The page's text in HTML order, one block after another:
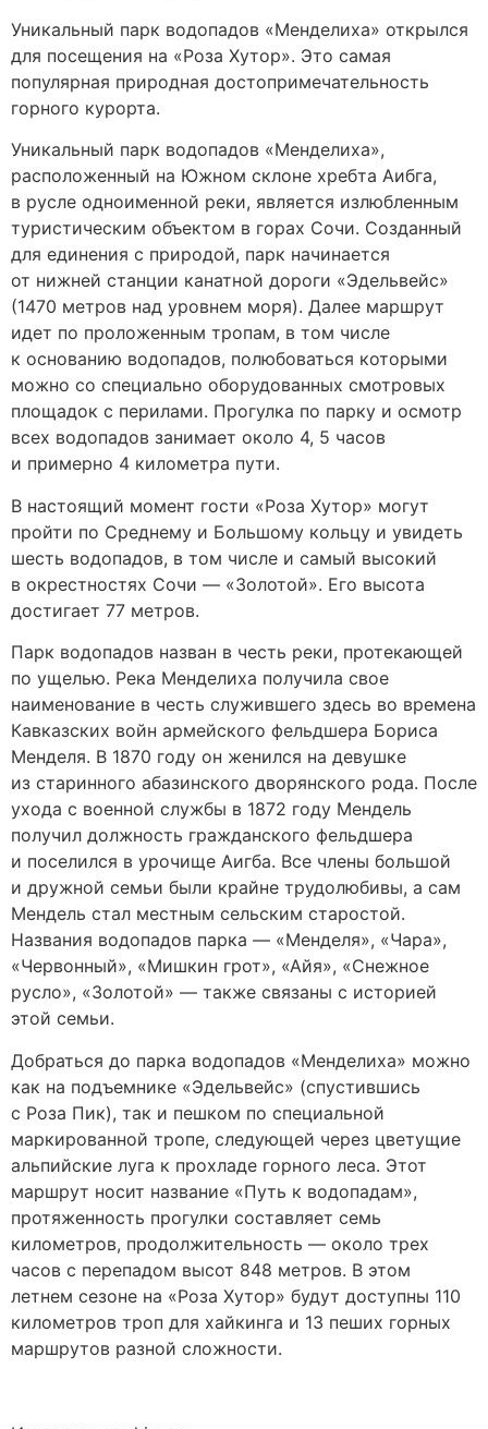
Уникальный парк водопадов «Менделиха» открылся
для посещения на «Роза Хутор». Это самая
популярная природная достопримечательность
горного курорта.
Уникальный парк водопадов «Менделиха»,
расположенный на Южном склоне хребта Аибга,
в русле одноименной реки, является излюбленным
туристическим объектом в горах Сочи. Созданный
для единения с природой, парк начинается
от нижней станции канатной дороги «Эдельвейс»
(1470 метров над уровнем моря). Далее маршрут
идет по проложенным тропам, в том числе
к основанию водопадов, полюбоваться которыми
можно со специально оборудованных смотровых
площадок с перилами. Прогулка по парку и осмотр
всех водопадов занимает около 4, 5 часов
и примерно 4 километра пути.
В настоящий момент гости «Роза Хутор» могут
пройти по Среднему и Большому кольцу и увидеть
шесть водопадов, в том числе и самый высокий
в окрестностях Сочи — «Золотой». Его высота
достигает 77 метров.
Парк водопадов назван в честь реки, протекающей
по ущелью. Река Менделиха получила свое
наименование в честь служившего здесь во времена
Кавказских войн армейского фельдшера Бориса
Менделя. В 1870 году он женился на девушке
из старинного абазинского дворянского рода. После
ухода с военной службы в 1872 году Мендель
получил должность гражданского фельдшера
и поселился в урочище Аигба. Все члены большой
и дружной семьи были крайне трудолюбивы, а сам
Мендель стал местным сельским старостой.
Названия водопадов парка — «Менделя», «Чара»,
«Червонный», «Мишкин грот», «Айя», «Снежное
русло», «Золотой» — также связаны с историей
этой семьи.
Добраться до парка водопадов «Менделиха» можно
как на подъемнике «Эдельвейс» (спустившись
с Роза Пик), так и пешком по специальной
маркированной тропе, следующей через цветущие
альпийские луга к прохладе горного леса. Этот
маршрут носит название «Путь к водопадам»,
протяженность прогулки составляет семь
километров, продолжительность — около трех
часов с перепадом высот 848 метров. В этом
летнем сезоне на «Роза Хутор» будут доступны 110
километров троп для хайкинга и 13 пеших горных
маршрутов разной сложности.